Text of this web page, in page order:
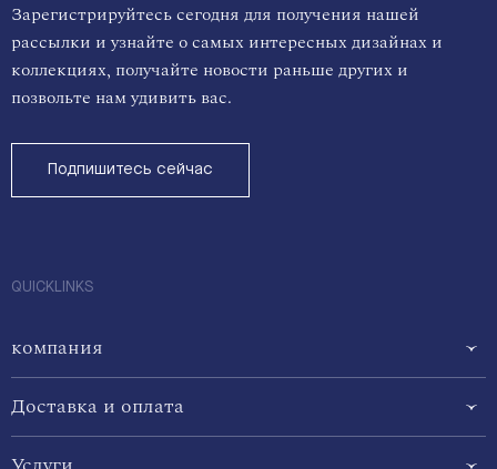
Зарегистрируйтесь сегодня для получения нашей
рассылки и узнайте о самых интересных дизайнах и
коллекциях, получайте новости раньше других и
позвольте нам удивить вас.
Подпишитесь сейчас
QUICKLINKS
компания
Доставка и оплата